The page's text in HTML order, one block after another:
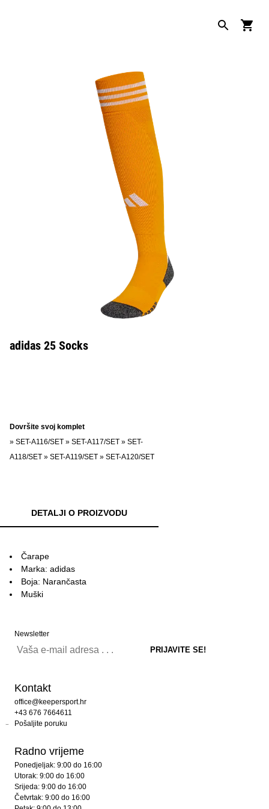
adidas 25 Socks
Dovršite svoj komplet
» SET-A116/SET » SET-A117/SET » SET-
A118/SET » SET-A119/SET » SET-A120/SET
DETALJI O PROIZVODU
Čarape
Marka: adidas
Boja: Narančasta
Muški
Newsletter
Kontakt
office@keepersport.hr
+43 676 7664611
Pošaljite poruku
Radno vrijeme
Ponedjeljak: 9:00 do 16:00
Utorak: 9:00 do 16:00
Srijeda: 9:00 do 16:00
Četvrtak: 9:00 do 16:00